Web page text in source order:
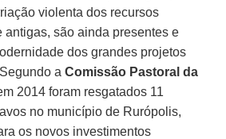
violenta dos recursos
antigas, são ainda presentes e
dos grandes projetos
aComissão Pastoral da
2014 foram resgatados 11
no município de Rurópolis,
os novos investimentos